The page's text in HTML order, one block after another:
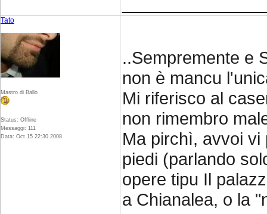
Tato
Mastro di Ballo
Status: Offline
Messaggi: 111
Data: Oct 15 22:30 2008
..Sempremente e
non è mancu
Mi riferisco al
non rimembro
Ma pirchì, avvoi vi
piedi (parlando
opere tipu Il
a Chianalea, o la